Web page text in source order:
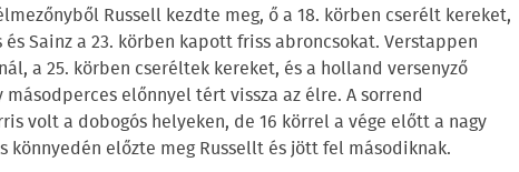
Russell kezdte meg, ő a 18. körben cserélt kereket,
Sainz a 23. körben kapott friss abroncsokat. Verstappen
a 25. körben cseréltek kereket, és a holland versenyző
előnnyel tért vissza az élre. A sorrend
volt a dobogós helyeken, de 16 körrel a vége előtt a nagy
előzte meg Russellt és jött fel másodiknak.